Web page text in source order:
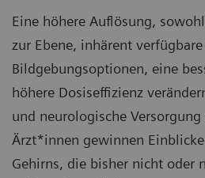
Eine höhere Auflösung,
zur Ebene, inhärent
Bildgebungsoptionen, eine
höhere Dosiseffizienz
und neurologische
Ärzt*innen gewinnen
Gehirns, die bisher nicht oder